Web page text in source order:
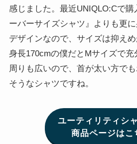
感じました。最近UNIQLO:Cで
ーバーサイズシャツ』よりも更
デザインなので、サイズは抑えめ
身長170cmの僕だとMサイズで
周りも広いので、首が太い方で
そうなシャツですね。
ユーティリティシ
商品ページはこ